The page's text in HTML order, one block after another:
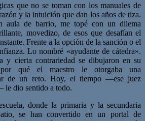
que no se toman con los manuales de
y la intuición que dan los años de tiza.
aula de barrio, me topé con un dilema
movedizo, de esos que desafían el
Frente a la opción de la sanción o el
Lo nombré «ayudante de cátedra».
y cierta contrariedad se dibujaron en su
qué el maestro le otorgaba una
de un reto. Hoy, el tiempo —ese juez
le dio sentido a todo.
donde la primaria y la secundaria
se han convertido en un portal de